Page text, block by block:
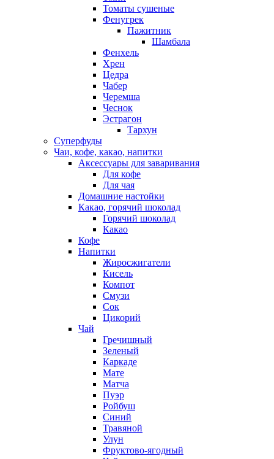
Томаты сушеные
Фенугрек
Пажитник
Шамбала
Фенхель
Хрен
Цедра
Чабер
Черемша
Чеснок
Эстрагон
Тархун
Суперфуды
Чаи, кофе, какао, напитки
Аксессуары для заваривания
Для кофе
Для чая
Домашние настойки
Какао, горячий шоколад
Горячий шоколад
Какао
Кофе
Напитки
Жиросжигатели
Кисель
Компот
Смузи
Сок
Цикорий
Чай
Гречишный
Зеленый
Каркаде
Мате
Матча
Пуэр
Ройбуш
Синий
Травяной
Улун
Фруктово-ягодный